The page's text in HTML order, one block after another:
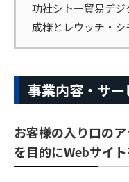
功社シトー貿易デ
成様とレウッチ・シ
事業内容・サ
お客様の入り口の
を目的にWebサイ